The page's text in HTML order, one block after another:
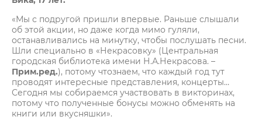
«Мы с подругой пришли впервые. Раньше слышали
об этой акции, но даже когда мимо гуляли,
останавливались на минутку, чтобы послушать песни.
Шли специально в «Некрасовку» (Центральная
городская библиотека имени Н.А.Некрасова. –
Прим.ред.), потому чтознаем, что каждый год тут
проводят интересные представления, концерты…
Сегодня мы собираемся участвовать в викторинах,
потому что полученные бонусы можно обменять на
книги или вкусняшки».